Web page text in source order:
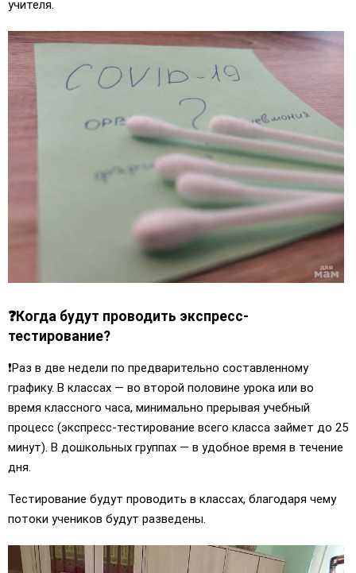
учителя.
❓Когда будут проводить экспресс-
тестирование?
❗️Раз в две недели по предварительно составленному
графику. В классах — во второй половине урока или во
время классного часа, минимально прерывая учебный
процесс (экспресс-тестирование всего класса займет до 25
минут). В дошкольных группах — в удобное время в течение
дня.
Тестирование будут проводить в классах, благодаря чему
потоки учеников будут разведены.